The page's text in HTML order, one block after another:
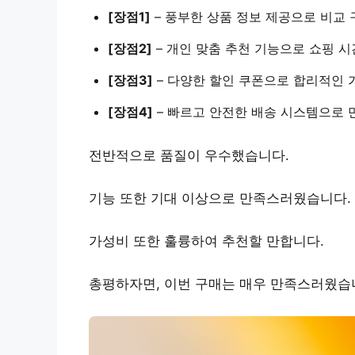
[장점1] – 풍부한 상품 정보 제공으로 비교
[장점2] – 개인 맞춤 추천 기능으로 쇼핑 시
[장점3] – 다양한 할인 쿠폰으로 합리적인
[장점4] – 빠르고 안전한 배송 시스템으로
전반적으로 품질이 우수했습니다.
기능 또한 기대 이상으로 만족스러웠습니다.
가성비 또한 훌륭하여 추천할 만합니다.
총평하자면, 이번 구매는 매우 만족스러웠습